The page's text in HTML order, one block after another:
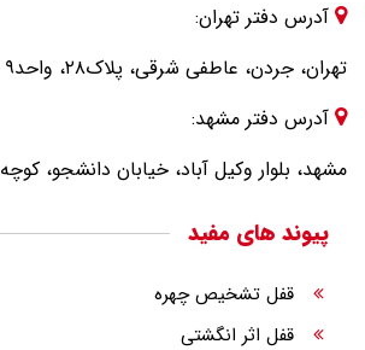
آدرس دفتر تهران:
تهران، جردن، عاطفی شرقی، پلاک۲۸، واحد۹
آدرس دفتر مشهد:
مشهد، بلوار وکیل آباد، خیابان دانشجو، کوچه 19 پلاک 33
پیوند های مفید
قفل تشخیص چهره
قفل اثر انگشتی